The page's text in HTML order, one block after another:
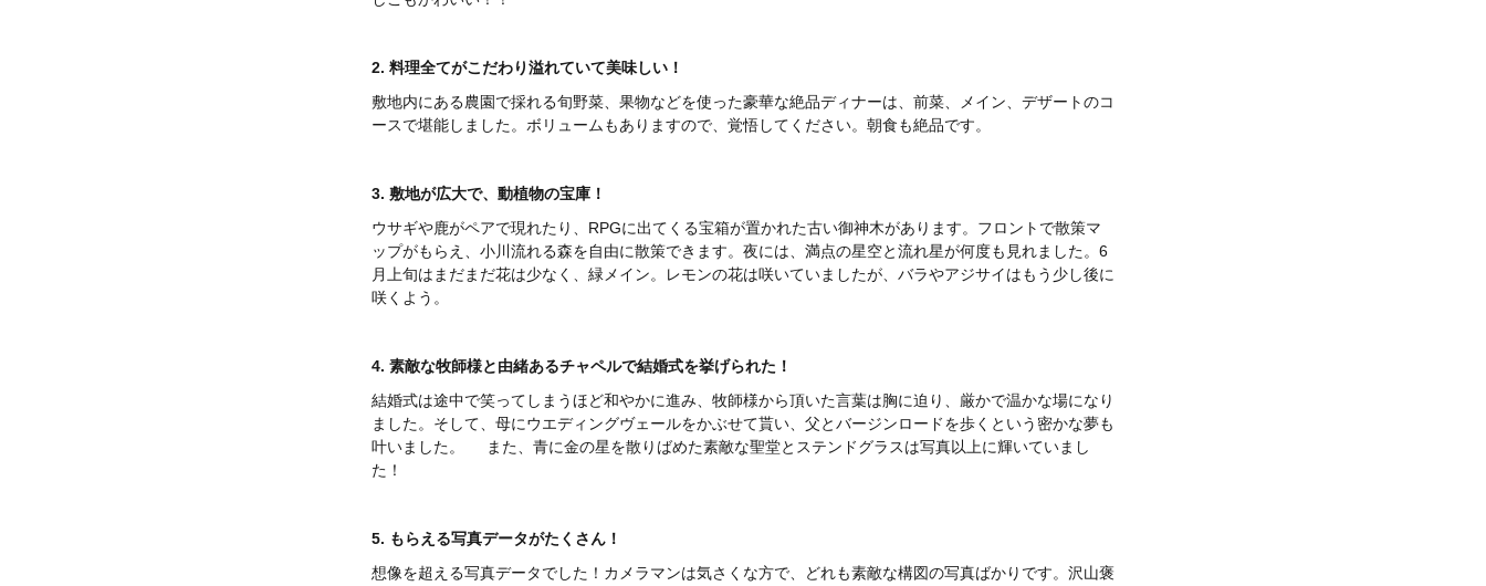
2. 料理全てがこだわり溢れていて美味しい！
敷地内にある農園で採れる旬野菜、果物などを使った豪華な絶品ディナーは、前菜、メイン、デザートのコ
ースで堪能しました。ボリュームもありますので、覚悟してください。朝食も絶品です。
3. 敷地が広大で、動植物の宝庫！
ウサギや鹿がペアで現れたり、RPGに出てくる宝箱が置かれた古い御神木があります。フロントで散策マ
ップがもらえ、小川流れる森を自由に散策できます。夜には、満点の星空と流れ星が何度も見れました。6
月上旬はまだまだ花は少なく、緑メイン。レモンの花は咲いていましたが、バラやアジサイはもう少し後に
咲くよう。
4. 素敵な牧師様と由緒あるチャペルで結婚式を挙げられた！
結婚式は途中で笑ってしまうほど和やかに進み、牧師様から頂いた言葉は胸に迫り、厳かで温かな場になり
ました。そして、母にウエディングヴェールをかぶせて貰い、父とバージンロードを歩くという密かな夢も
叶いました。 また、青に金の星を散りばめた素敵な聖堂とステンドグラスは写真以上に輝いていまし
た！
5. もらえる写真データがたくさん！
想像を超える写真データでした！カメラマンは気さくな方で、どれも素敵な構図の写真ばかりです。沢山褒